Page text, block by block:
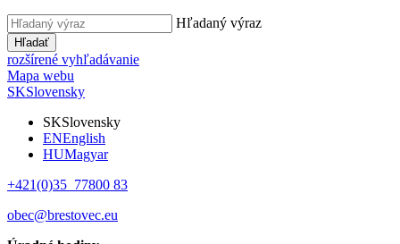
Hľadaný výraz
Hľadať
rozšírené vyhľadávanie
Mapa webu
SKSlovensky
SKSlovensky
ENEnglish
HUMagyar
+421(0)35 77800 83
obec@brestovec.eu